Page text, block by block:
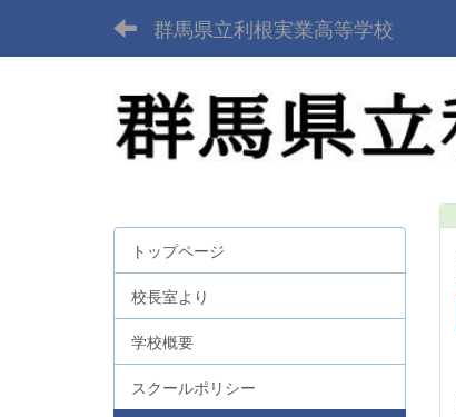
群馬県立利根実業高等学校
トップページ
校長室より
学校概要
スクールポリシー